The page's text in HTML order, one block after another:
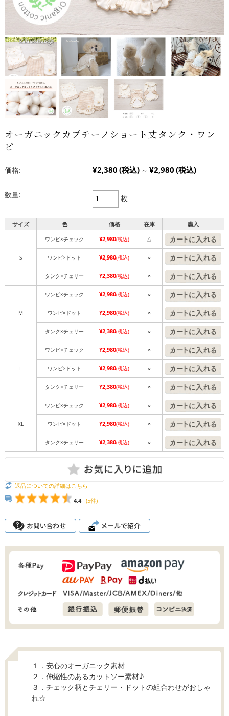
オーガニックカプチーノショート丈タンク・ワン
ピ
価格: ¥2,380(税込) ～ ¥2,980(税込)
数量: 枚
サイズ 色 価格 在庫 購入
S
ワンピ×チェック ¥2,980(税込) △
ワンピ×ドット ¥2,980(税込) ○
タンク×チェリー ¥2,380(税込) ○
M
ワンピ×チェック ¥2,980(税込) ○
ワンピ×ドット ¥2,980(税込) ○
タンク×チェリー ¥2,380(税込) ○
L
ワンピ×チェック ¥2,980(税込) ○
ワンピ×ドット ¥2,980(税込) ○
タンク×チェリー ¥2,380(税込) ○
XL
ワンピ×チェック ¥2,980(税込) ○
ワンピ×ドット ¥2,980(税込) ○
タンク×チェリー ¥2,380(税込) ○
返品についての詳細はこちら
4.4
(5件)
１．安心のオーガニック素材
２．伸縮性のあるカットソー素材♪
３．チェック柄とチェリー・ドットの組合わせがおしゃ
れ☆